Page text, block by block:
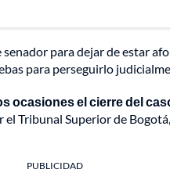
para dejar de estar
para perseguirlo
ocasiones el cierre del
Tribunal Superior de
PUBLICIDAD